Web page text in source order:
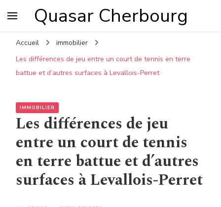
Quasar Cherbourg
Accueil
immobilier
Les différences de jeu entre un court de tennis en terre
battue et d’autres surfaces à Levallois-Perret
IMMOBILIER
Les différences de jeu
entre un court de tennis
en terre battue et d’autres
surfaces à Levallois-Perret